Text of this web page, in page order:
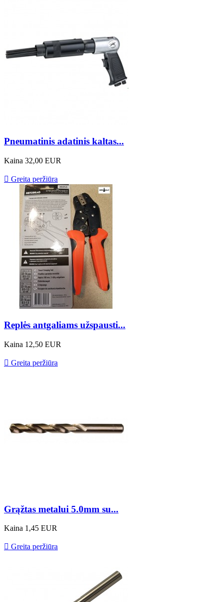
Pneumatinis adatinis kaltas...
Kaina 32,00 EUR
 Greita peržiūra
Replės antgaliams užspausti...
Kaina 12,50 EUR
 Greita peržiūra
Grąžtas metalui 5.0mm su...
Kaina 1,45 EUR
 Greita peržiūra